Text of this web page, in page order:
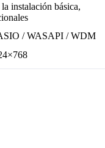
instalación básica,
/ WASAPI / WDM